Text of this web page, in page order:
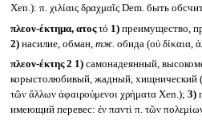
Xen.): π. χιλίαις δραχμαῖς Dem. быть
πλεον-έκτημα, ατοςτό 1)преимущество,
2)насилие, обман, тж. обида (οὐ δίκαια,
πλεον-έκτης 2 1)самонадеянный,
корыстолюбивый, жадный, хищнический
τῶν ἄλλων ἀφαιρούμενοι χρήματα Xen.); 3)
имеющий перевес: ἐν παντὶ π. τῶν